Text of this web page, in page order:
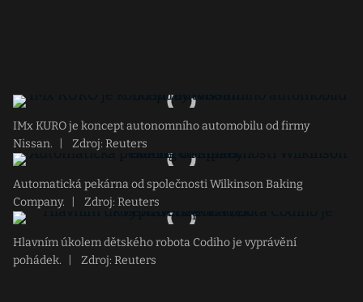
IMx KURO je koncept autonomního automobilu od firmy
Nissan.
Zdroj: Reuters
Automatická pekárna od společnosti Wilkinson Baking
Company.
Zdroj: Reuters
Hlavním úkolem dětského robota Codiho je vyprávění
pohádek.
Zdroj: Reuters